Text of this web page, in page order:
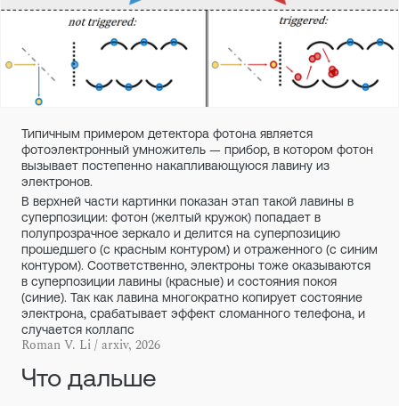
Типичным примером детектора фотона является
фотоэлектронный умножитель — прибор, в котором фотон
вызывает постепенно накапливающуюся лавину из
электронов.
В верхней части картинки показан этап такой лавины в
суперпозиции: фотон (желтый кружок) попадает в
полупрозрачное зеркало и делится на суперпозицию
прошедшего (с красным контуром) и отраженного (с синим
контуром). Соответственно, электроны тоже оказываются
в суперпозиции лавины (красные) и состояния покоя
(синие). Так как лавина многократно копирует состояние
электрона, срабатывает эффект сломанного телефона, и
случается коллапс
Roman V. Li / arxiv, 2026
Что дальше